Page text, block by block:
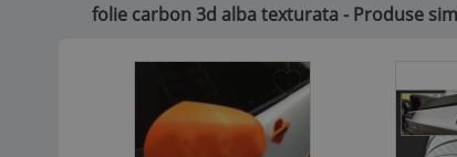
folie carbon 3d alba texturata - Produse